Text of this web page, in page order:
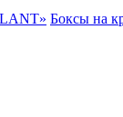
Боксы на